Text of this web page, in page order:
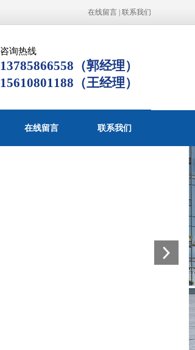
在线留言 联系我们
咨询热线
13785866558（郭经理）
15610801188（王经理）
在线留言 联系我们